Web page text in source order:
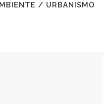
/ URBANISMO